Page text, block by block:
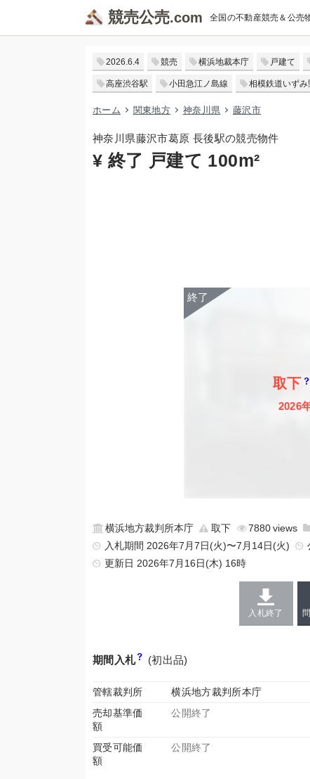
競売公売 全国の不動産競売＆公売
2026.6.4 競売 横浜地裁本庁 戸建て
高座渋谷駅 小田急江ノ島線 相模鉄道いずみ
ホーム 関東地方 神奈川県 藤沢市
神奈川県藤沢市葛原 長後駅の競売物件
¥ 終了 戸建て 100m²
取下
2026
横浜地方裁判所本庁 取下 7880
入札期間 2026年7月7日(火)〜7月14日(火)
更新日 2026年7月16日(木) 16時
入札終了
期間入札 (初出品)
管轄裁判所 横浜地方裁判所本庁
売却基準価
額
公開終了
買受可能価
額
公開終了